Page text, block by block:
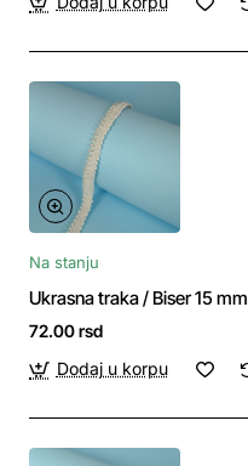
Na stanju
Ukrasna traka / Biser 15 mm
72.00 rsd
Dodaj u korpu